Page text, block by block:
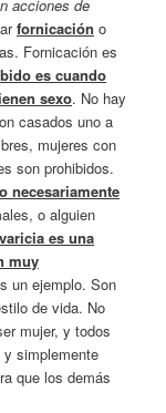
acciones de
fornicación o
Fornicación es
es cuando
sexo. No hay
casados uno a
mujeres con
son prohibidos.
necesariamente
o alguien
es una
muy
un ejemplo. Son
de vida. No
mujer, y todos
simplemente
que los demás